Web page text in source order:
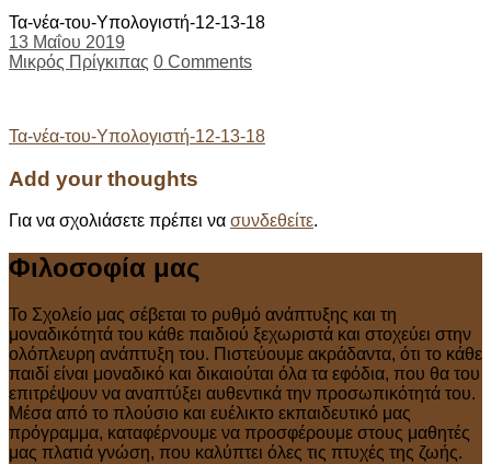
Τα-νέα-του-Υπολογιστή-12-13-18
13 Μαΐου 2019
Μικρός Πρίγκιπας 0 Comments
Post
navigation
Τα-νέα-του-Υπολογιστή-12-13-18
Add your thoughts
Για να σχολιάσετε πρέπει να συνδεθείτε.
Φιλοσοφία μας
Το Σχολείο μας σέβεται το ρυθμό ανάπτυξης και τη
μοναδικότητά του κάθε παιδιού ξεχωριστά και στοχεύει στην
ολόπλευρη ανάπτυξη του. Πιστεύουμε ακράδαντα, ότι το κάθε
παιδί είναι μοναδικό και δικαιούται όλα τα εφόδια, που θα του
επιτρέψουν να αναπτύξει αυθεντικά την προσωπικότητά του.
Μέσα από το πλούσιο και ευέλικτο εκπαιδευτικό μας
πρόγραμμα, καταφέρνουμε να προσφέρουμε στους μαθητές
μας πλατιά γνώση, που καλύπτει όλες τις πτυχές της ζωής.